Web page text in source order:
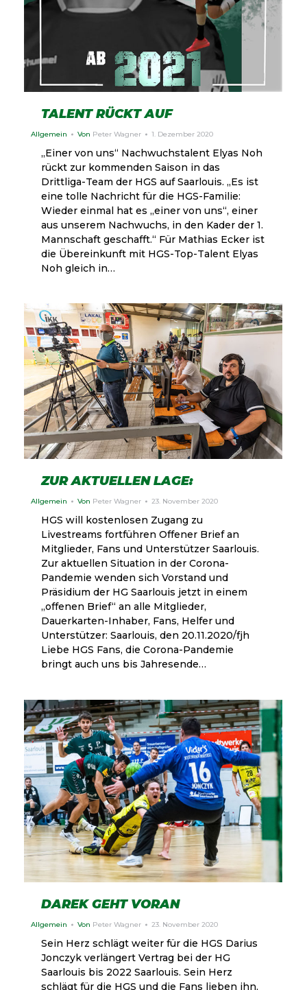
TALENT RÜCKT AUF
Allgemein Von Peter Wagner 1. Dezember 2020
„Einer von uns“ Nachwuchstalent Elyas Noh
rückt zur kommenden Saison in das
Drittliga-Team der HGS auf Saarlouis. „Es ist
eine tolle Nachricht für die HGS-Familie:
Wieder einmal hat es „einer von uns“, einer
aus unserem Nachwuchs, in den Kader der 1.
Mannschaft geschafft.“ Für Mathias Ecker ist
die Übereinkunft mit HGS-Top-Talent Elyas
Noh gleich in…
ZUR AKTUELLEN LAGE:
Allgemein Von Peter Wagner 23. November 2020
HGS will kostenlosen Zugang zu
Livestreams fortführen Offener Brief an
Mitglieder, Fans und Unterstützer Saarlouis.
Zur aktuellen Situation in der Corona-
Pandemie wenden sich Vorstand und
Präsidium der HG Saarlouis jetzt in einem
„offenen Brief“ an alle Mitglieder,
Dauerkarten-Inhaber, Fans, Helfer und
Unterstützer: Saarlouis, den 20.11.2020/fjh
Liebe HGS Fans, die Corona-Pandemie
bringt auch uns bis Jahresende…
DAREK GEHT VORAN
Allgemein Von Peter Wagner 23. November 2020
Sein Herz schlägt weiter für die HGS Darius
Jonczyk verlängert Vertrag bei der HG
Saarlouis bis 2022 Saarlouis. Sein Herz
schlägt für die HGS und die Fans lieben ihn,